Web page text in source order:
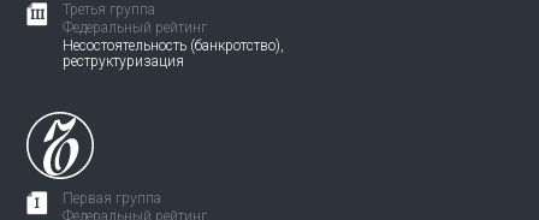
Третья группа
Федеральный рейтинг
Несостоятельность (банкротство),
реструктуризация
Первая группа
Федеральный рейтинг